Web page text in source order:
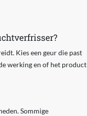
Kies een geur die past
werking en of het product
Sommige